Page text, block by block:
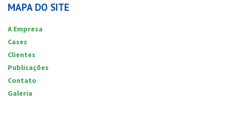
MAPA DO SITE
A Empresa
Cases
Clientes
Publicações
Contato
Galeria